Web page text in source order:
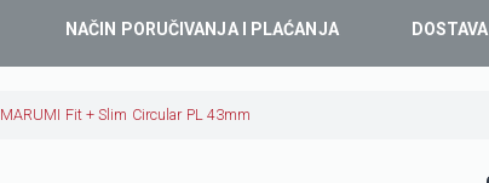
NAČIN PORUČIVANJA I PLAĆANJA DOSTAVA
MARUMI Fit + Slim Circular PL 43mm